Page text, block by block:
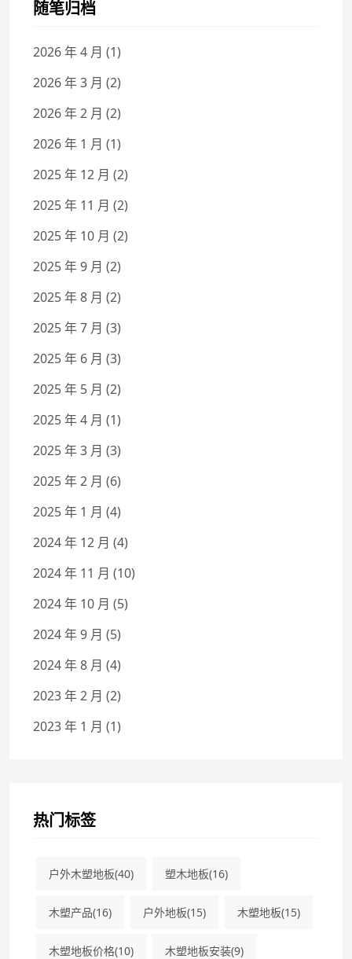
随笔归档
2026 年 4 月 (1)
2026 年 3 月 (2)
2026 年 2 月 (2)
2026 年 1 月 (1)
2025 年 12 月 (2)
2025 年 11 月 (2)
2025 年 10 月 (2)
2025 年 9 月 (2)
2025 年 8 月 (2)
2025 年 7 月 (3)
2025 年 6 月 (3)
2025 年 5 月 (2)
2025 年 4 月 (1)
2025 年 3 月 (3)
2025 年 2 月 (6)
2025 年 1 月 (4)
2024 年 12 月 (4)
2024 年 11 月 (10)
2024 年 10 月 (5)
2024 年 9 月 (5)
2024 年 8 月 (4)
2023 年 2 月 (2)
2023 年 1 月 (1)
热门标签
户外木塑地板(40) 塑木地板(16)
木塑产品(16) 户外地板(15) 木塑地板(15)
木塑地板价格(10) 木塑地板安装(9)